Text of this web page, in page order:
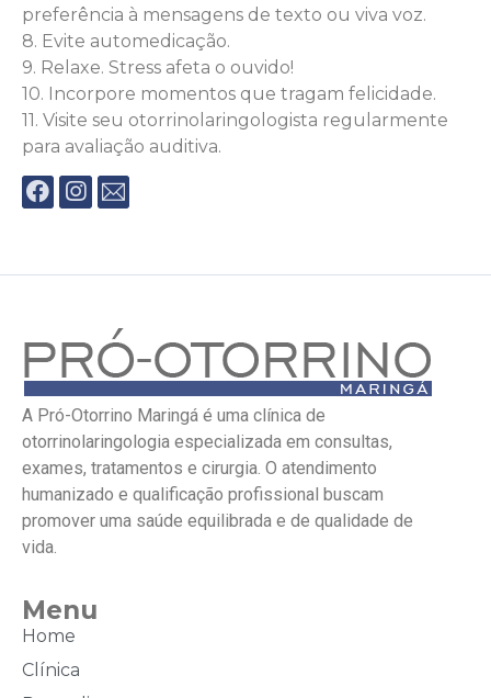
preferência à mensagens de texto ou viva voz.
8. Evite automedicação.
9. Relaxe. Stress afeta o ouvido!
10. Incorpore momentos que tragam felicidade.
11. Visite seu otorrinolaringologista regularmente
para avaliação auditiva.
A Pró-Otorrino Maringá é uma clínica de
otorrinolaringologia especializada em consultas,
exames, tratamentos e cirurgia. O atendimento
humanizado e qualificação profissional buscam
promover uma saúde equilibrada e de qualidade de
vida.
Menu
Home
Clínica